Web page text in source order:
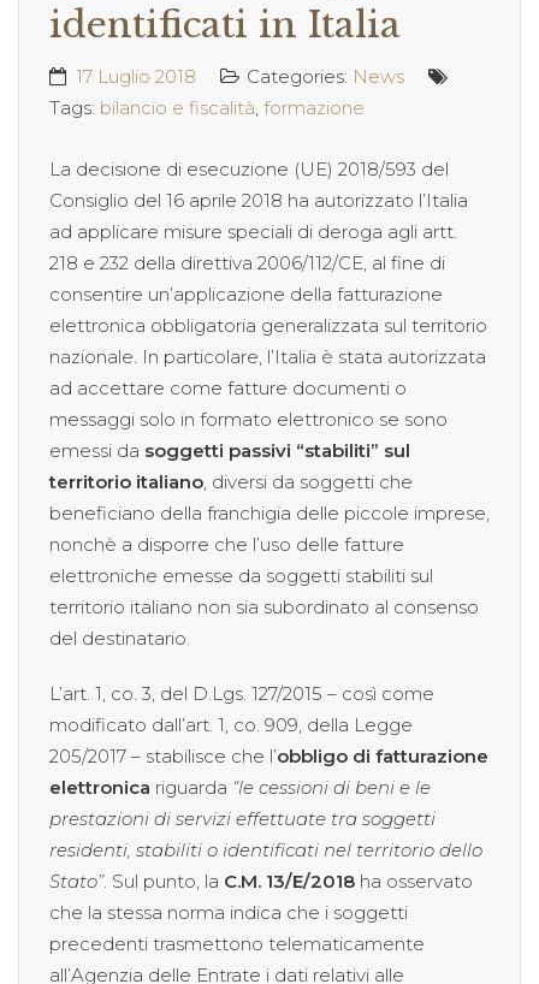
identificati in Italia
17 Luglio 2018 Categories: News
Tags: bilancio e fiscalità formazione
La decisione di esecuzione (UE) 2018/593 del
Consiglio del 16 aprile 2018 ha autorizzato l’Italia
ad applicare misure speciali di deroga agli artt.
218 e 232 della direttiva 2006/112/CE, al fine di
consentire un’applicazione della fatturazione
elettronica obbligatoria generalizzata sul territorio
nazionale. In particolare, l’Italia è stata autorizzata
ad accettare come fatture documenti o
messaggi solo in formato elettronico se sono
emessi da soggetti passivi “stabiliti” sul
territorio italiano , diversi da soggetti che
beneficiano della franchigia delle piccole imprese,
nonchè a disporre che l’uso delle fatture
elettroniche emesse da soggetti stabiliti sul
territorio italiano non sia subordinato al consenso
del destinatario.
L’art. 1, co. 3, del D.Lgs. 127/2015 – così come
modificato dall’art. 1, co. 909, della Legge
205/2017 – stabilisce che l’obbligo di fatturazione
elettronica riguarda “le cessioni di beni e le
prestazioni di servizi effettuate tra soggetti
residenti, stabiliti o identificati nel territorio dello
Stato”. Sul punto, la C.M. 13/E/2018 ha osservato
che la stessa norma indica che i soggetti
precedenti trasmettono telematicamente
all’Agenzia delle Entrate i dati relativi alle